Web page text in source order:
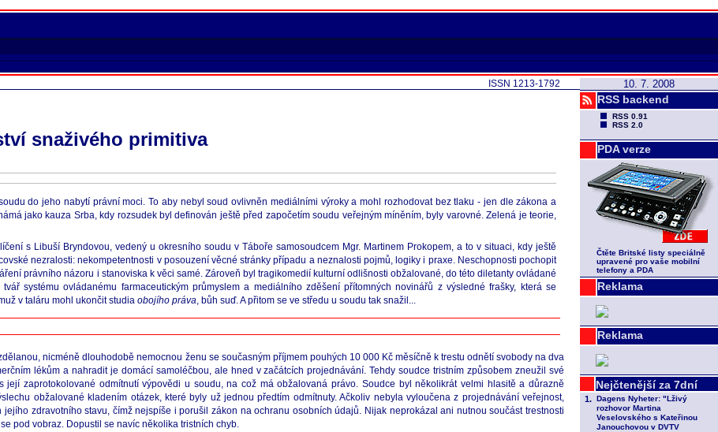
10. 7. 2008
RSS backend
RSS 0.91
RSS 2.0
PDA verze
Čtěte Britské listy speciálně
upravené pro vaše mobilní
telefony a PDA
Reklama
Reklama
ISSN 1213-1792
snaživého primitiva
do jeho nabytí právní moci. To aby nebyl soud ovlivněn mediálními výroky a mohl rozhodovat bez tlaku - jen dle zákona a
jako kauza Srba, kdy rozsudek byl definován ještě před započetím soudu veřejným míněním, byly varovné. Zelená je teorie,
s Libuší Bryndovou, vedený u okresního soudu v Táboře samosoudcem Mgr. Martinem Prokopem, a to v situaci, kdy ještě
nezralosti: nekompetentnosti v posouzení věcné stránky případu a neznalosti pojmů, logiky i praxe. Neschopnosti pochopit
právního názoru i stanoviska k věci samé. Zároveň byl tragikomedií kulturní odlišnosti obžalované, do této diletanty ovládané
systému ovládanému farmaceutickým průmyslem a mediálního zděšení přítomných novinářů z výsledné frašky, která se
v taláru mohl ukončit studia obojího práva, bůh suď. A přitom se ve středu u soudu tak snažil...
nicméně dlouhodobě nemocnou ženu se současným příjmem pouhých 10 000 Kč měsíčně k trestu odnětí svobody na dva
lékům a nahradit je domácí samoléčbou, ale hned v začátcích projednávání. Tehdy soudce tristním způsobem zneužil své
zaprotokolované odmítnutí výpovědi u soudu, na což má obžalovaná právo. Soudce byl několikrát velmi hlasitě a důrazně
obžalované kladením otázek, které byly už jednou předtím odmítnuty. Ačkoliv nebyla vyloučena z projednávání veřejnost,
zdravotního stavu, čímž nejspíše i porušil zákon na ochranu osobních údajů. Nijak neprokázal ani nutnou součást trestnosti
pod vobraz. Dopustil se navíc několika tristních chyb.